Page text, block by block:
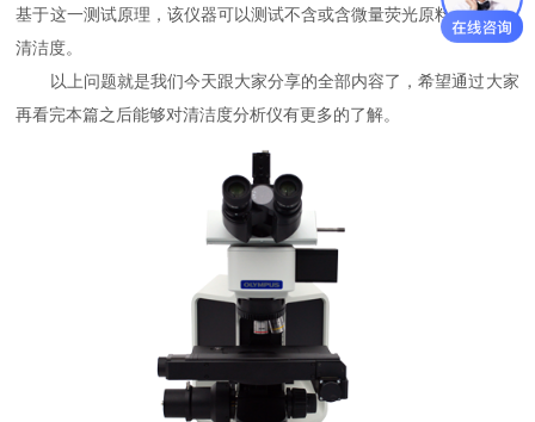
基于这一测试原理，该仪器可以测试不含或含微量荧光原料的零件的
清洁度。
以上问题就是我们今天跟大家分享的全部内容了，希望通过大家
再看完本篇之后能够对清洁度分析仪有更多的了解。